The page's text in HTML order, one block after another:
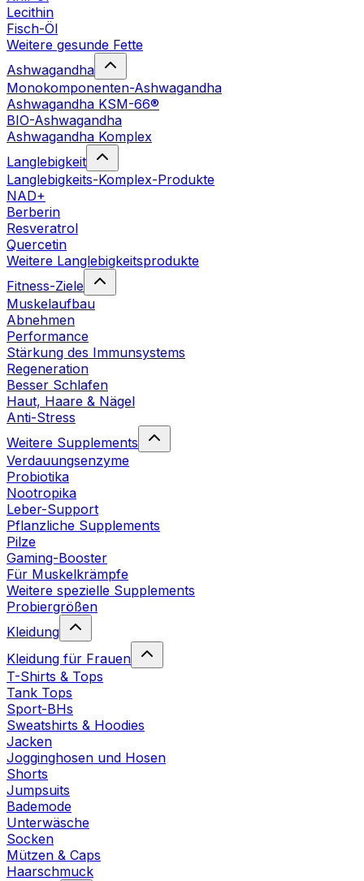
Lecithin
Fisch-Öl
Weitere gesunde Fette
Ashwagandha
Monokomponenten-Ashwagandha
Ashwagandha KSM-66®
BIO-Ashwagandha
Ashwagandha Komplex
Langlebigkeit
Langlebigkeits-Komplex-Produkte
NAD+
Berberin
Resveratrol
Quercetin
Weitere Langlebigkeitsprodukte
Fitness-Ziele
Muskelaufbau
Abnehmen
Performance
Stärkung des Immunsystems
Regeneration
Besser Schlafen
Haut, Haare & Nägel
Anti-Stress
Weitere Supplements
Verdauungsenzyme
Probiotika
Nootropika
Leber-Support
Pflanzliche Supplements
Pilze
Gaming-Booster
Für Muskelkrämpfe
Weitere spezielle Supplements
Probiergrößen
Kleidung
Kleidung für Frauen
T-Shirts & Tops
Tank Tops
Sport-BHs
Sweatshirts & Hoodies
Jacken
Jogginghosen und Hosen
Shorts
Jumpsuits
Bademode
Unterwäsche
Socken
Mützen & Caps
Haarschmuck